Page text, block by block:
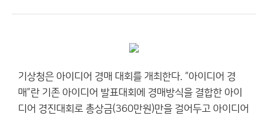
기상청은 아이디어 경매 대회를 개최한다. “아이디어 경
매”란 기존 아이디어 발표대회에 경매방식을 결합한 아이
디어 경진대회로 총상금(360만원)만을 걸어두고 아이디어